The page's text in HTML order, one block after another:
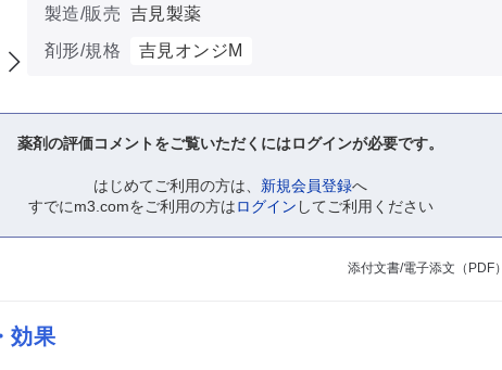
製造/販売 吉見製薬
剤形/規格
吉見オンジM
薬剤の評価コメントをご覧いただくにはログインが必要です。
はじめてご利用の方は、 新規会員登録へ
すでにm3.comをご利用の方はログイン してご利用ください
添付文書/電子添文（PDF）
効果